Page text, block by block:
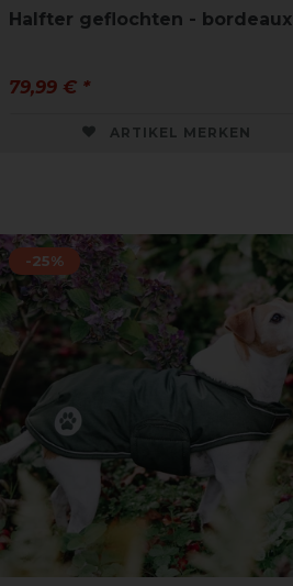
Halfter geflochten - bordeaux
79,99 € *
ARTIKEL MERKEN
-25%